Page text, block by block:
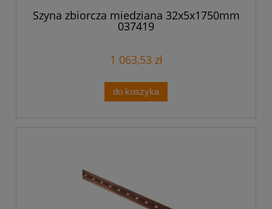
Szyna zbiorcza miedziana 32x5x1750mm
037419
1 063,53 zł
do koszyka